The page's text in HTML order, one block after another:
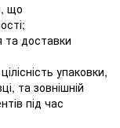
що
та доставки
упаковки,
та зовнішній
під час